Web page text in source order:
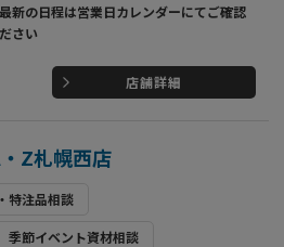
新の日程は営業日カレンダーにてご確認
さい
店舗詳細
Z札幌西店
特注品相談
季節イベント資材相談